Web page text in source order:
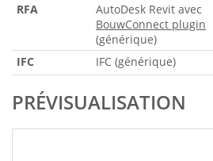
RFA
AutoDesk Revit avec
BouwConnect plugin
(générique)
IFC
IFC (générique)
PRÉVISUALISATION